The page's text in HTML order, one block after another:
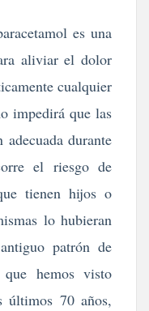
es una
aliviar el dolor
cualquier
impedirá que las
durante
el riesgo de
tienen hijos o
lo hubieran
patrón de
hemos visto
últimos 70 años,